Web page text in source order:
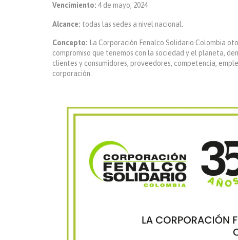
Vencimiento: 4 de mayo, 2024
Alcance: todas las sedes a nivel nacional.
Concepto: La Corporación Fenalco Solidario Colombia
compromiso que tenemos con la sociedad y el planeta,
clientes y consumidores, proveedores, competencia,
corporación.